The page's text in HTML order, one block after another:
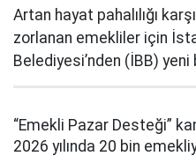
Artan hayat pahalılığı
zorlanan emekliler için
Belediyesi’nden (İBB)
“Emekli Pazar Desteği”
2026 yılında 20 bin